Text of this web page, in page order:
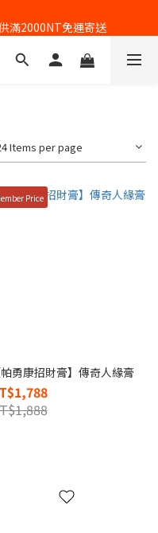
滿2000NT免運寄送
Items per page
Price
帕勇康招財膏】傳奇人緣膏